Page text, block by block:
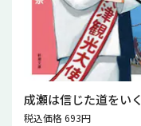
成瀬は信じた道をいく
税込価格 693円